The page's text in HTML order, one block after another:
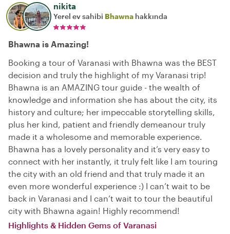
nikita
Yerel ev sahibi Bhawna hakkında
Bhawna is Amazing!
Booking a tour of Varanasi with Bhawna was the BEST
decision and truly the highlight of my Varanasi trip!
Bhawna is an AMAZING tour guide - the wealth of
knowledge and information she has about the city, its
history and culture; her impeccable storytelling skills,
plus her kind, patient and friendly demeanour truly
made it a wholesome and memorable experience.
Bhawna has a lovely personality and it’s very easy to
connect with her instantly, it truly felt like I am touring
the city with an old friend and that truly made it an
even more wonderful experience :) I can’t wait to be
back in Varanasi and I can’t wait to tour the beautiful
city with Bhawna again! Highly recommend!
Highlights & Hidden Gems of Varanasi